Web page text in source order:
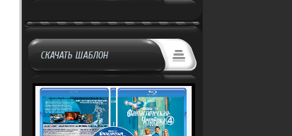
СКАЧАТЬ ШАБЛОН